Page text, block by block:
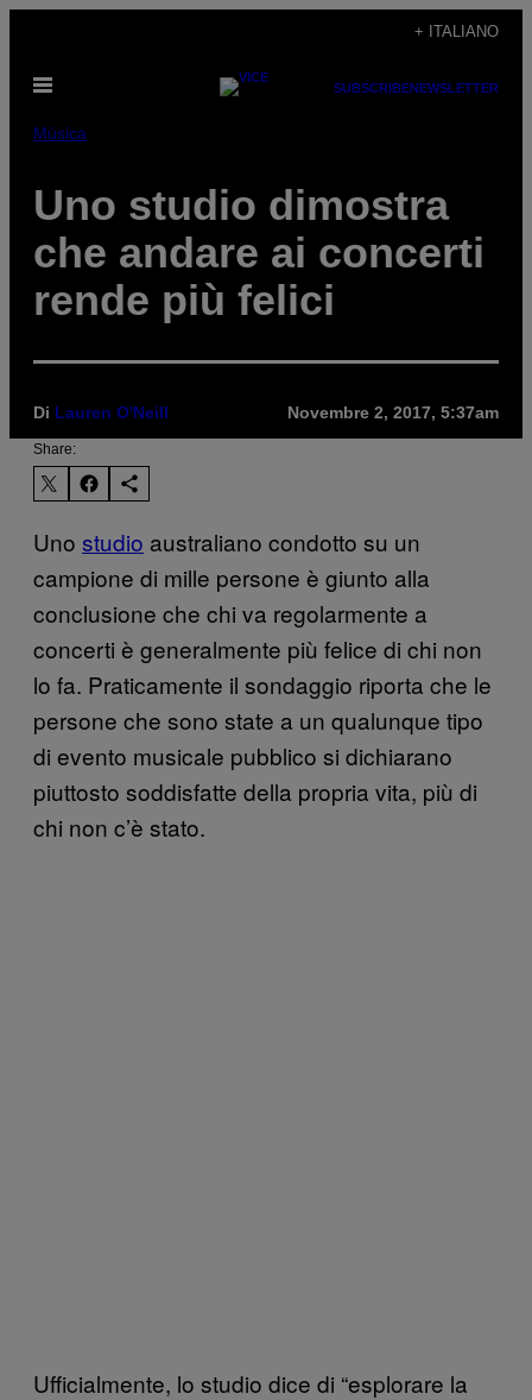
contenuto
+ ITALIANO
Apri
SUBSCRIBENEWSLETTER
Música
Uno studio dimostra
che andare ai concerti
rende più felici
Di Lauren O'Neill Novembre 2, 2017, 5:37am
Share:
Uno studio australiano condotto su un
campione di mille persone è giunto alla
conclusione che chi va regolarmente a
concerti è generalmente più felice di chi non
lo fa. Praticamente il sondaggio riporta che le
persone che sono state a un qualunque tipo
di evento musicale pubblico si dichiarano
piuttosto soddisfatte della propria vita, più di
chi non c’è stato.
Ufficialmente, lo studio dice di “esplorare la